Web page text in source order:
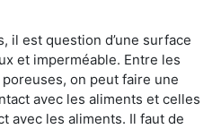
il est question d’une surface
et imperméable. Entre les
on peut faire une
avec les aliments et celles
avec les aliments. Il faut de